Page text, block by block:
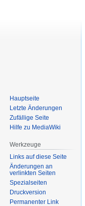
Hauptseite
Letzte Änderungen
Zufällige Seite
Hilfe zu MediaWiki
Werkzeuge
Links auf diese Seite
Änderungen an
verlinkten Seiten
Spezialseiten
Druckversion
Permanenter Link